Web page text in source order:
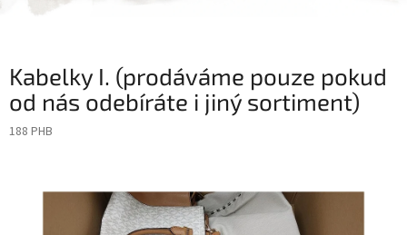
Kabelky I. (prodáváme pouze pokud
od nás odebíráte i jiný sortiment)
188 PHB